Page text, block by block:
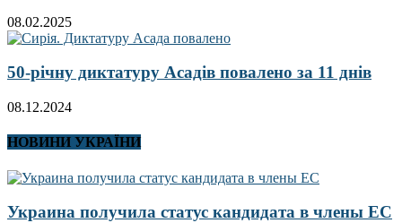
08.02.2025
50-річну диктатуру Асадів повалено за 11 днів
08.12.2024
НОВИНИ УКРАЇНИ
Украина получила статус кандидата в члены ЕС